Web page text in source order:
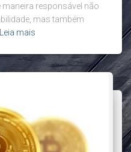
maneira responsável não
mas também
Leia mais